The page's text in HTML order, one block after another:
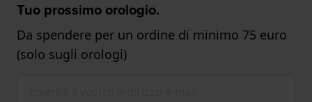
Tuo prossimo orologio.
Da spendere per un ordine di minimo 75 euro
(solo sugli orologi)